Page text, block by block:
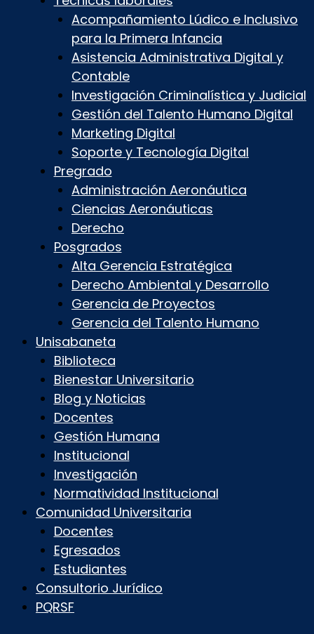
Acompañamiento Lúdico e Inclusivo
para la Primera Infancia
Asistencia Administrativa Digital y
Contable
Investigación Criminalística y Judicial
Gestión del Talento Humano Digital
Marketing Digital
Soporte y Tecnología Digital
Pregrado
Administración Aeronáutica
Ciencias Aeronáuticas
Derecho
Posgrados
Alta Gerencia Estratégica
Derecho Ambiental y Desarrollo
Gerencia de Proyectos
Gerencia del Talento Humano
Unisabaneta
Biblioteca
Bienestar Universitario
Blog y Noticias
Docentes
Gestión Humana
Institucional
Investigación
Normatividad Institucional
Comunidad Universitaria
Docentes
Egresados
Estudiantes
Consultorio Jurídico
PQRSF